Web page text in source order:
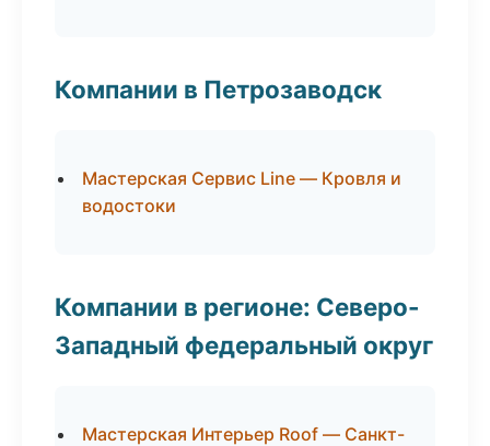
Компании в Петрозаводск
Мастерская Сервис Line — Кровля и
водостоки
Компании в регионе: Северо-
Западный федеральный округ
Мастерская Интерьер Roof — Санкт-